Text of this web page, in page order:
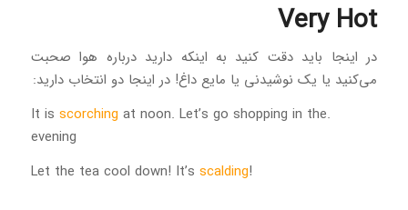
Very Hot
در اینجا باید دقت کنید به اینکه دارید درباره هوا صحبت
می‌کنید یا یک نوشیدنی یا مایع داغ! در اینجا دو انتخاب دارید:
.It is
scorching at noon. Let’s go shopping in the
evening
!Let the tea cool down! It’s
scalding